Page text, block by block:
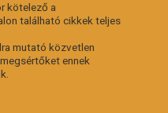
kötelező a
található cikkek teljes
mutató közvetlen
ennek